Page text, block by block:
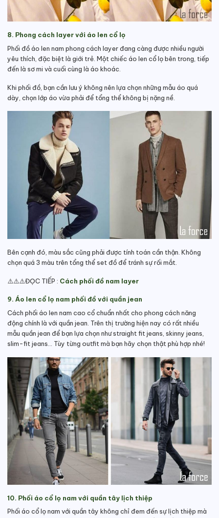
8. Phong cách layer với áo len cổ lọ
Phối đồ áo len nam phong cách layer đang càng được nhiều người
yêu thích, đặc biệt là giới trẻ. Một chiếc áo len cổ lọ bên trong, tiếp
đến là sơ mi và cuối cùng là áo khoác.
Khi phối đồ, bạn cần lưu ý không nên lựa chọn những mẫu áo quá
dày, chọn lớp áo vừa phải để tổng thể không bị nặng nề.
Bên cạnh đó, màu sắc cũng phải được tính toán cần thận. Không
chọn quá 3 màu trên tổng thể set đồ để tránh sự rối mắt.
⚠️⚠️⚠️ĐỌC TIẾP : Cách phối đồ nam layer
9. Áo len cổ lọ nam phối đồ với quần jean
Cách phối áo len nam cao cổ chuẩn nhất cho phong cách năng
động chính là với quần jean. Trên thị trường hiện nay có rất nhiều
mẫu quần jean để bạn lựa chọn như straight fit jeans, skinny jeans,
slim-fit jeans… Tùy từng outfit mà bạn hãy chọn thật phù hợp nhé!
10. Phối áo cổ lọ nam với quần tây lịch thiệp
Phối áo cổ lọ nam với quần tây không chỉ đem đến sự lịch thiệp mà